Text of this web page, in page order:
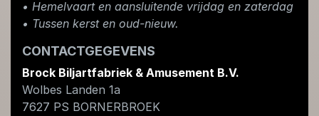
​• Hemelvaart en aansluitende vrijdag en zaterdag
• Tussen kerst en oud-nieuw.
CONTACTGEGEVENS
Brock Biljartfabriek & Amusement B.V.
Wolbes Landen 1a
7627 PS BORNERBROEK